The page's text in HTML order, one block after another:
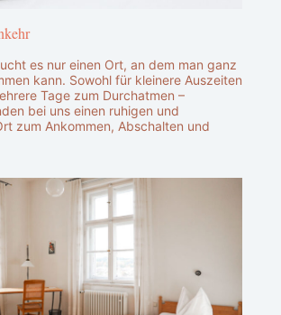
es nur einen Ort, an dem man ganz
kann. Sowohl für kleinere Auszeiten
Tage zum Durchatmen –
bei uns einen ruhigen und
zum Ankommen, Abschalten und